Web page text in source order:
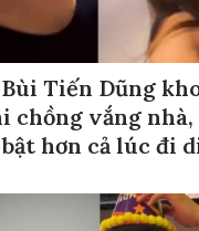
Tiến Dũng
chồng vắng nhà,
hơn cả lúc đi